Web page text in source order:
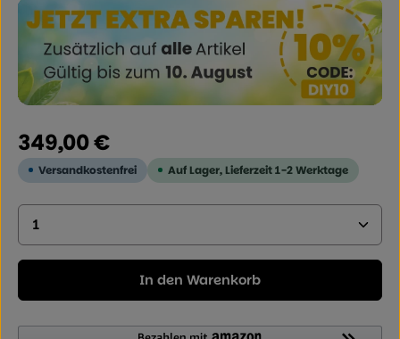
Regulärer Preis:
349,00 €
Versandkostenfrei Auf Lager, Lieferzeit 1-2 Werktage
Produkt Anzahl: Geben Sie den gewünschten
In den Warenkorb